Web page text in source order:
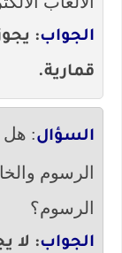
الجواب:
قمارية.
السؤال: هل
الرسوم
الرسوم؟
الجواب: لا